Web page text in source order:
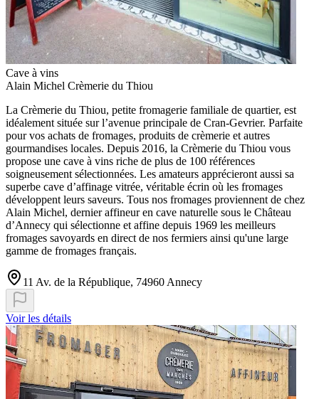
Cave à vins
Alain Michel Crèmerie du Thiou
La Crèmerie du Thiou, petite fromagerie familiale de quartier, est
idéalement située sur l’avenue principale de Cran-Gevrier. Parfaite
pour vos achats de fromages, produits de crèmerie et autres
gourmandises locales. Depuis 2016, la Crèmerie du Thiou vous
propose une cave à vins riche de plus de 100 références
soigneusement sélectionnées. Les amateurs apprécieront aussi sa
superbe cave d’affinage vitrée, véritable écrin où les fromages
développent leurs saveurs. Tous nos fromages proviennent de chez
Alain Michel, dernier affineur en cave naturelle sous le Château
d’Annecy qui sélectionne et affine depuis 1969 les meilleurs
fromages savoyards en direct de nos fermiers ainsi qu'une large
gamme de fromages français.
11 Av. de la République, 74960 Annecy
Voir les détails